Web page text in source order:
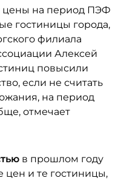
на период ПЭФ
гостиницы города,
филиала
Алексей
повысили
если не считать
на период
отмечает
в прошлом году
и те гостиницы,